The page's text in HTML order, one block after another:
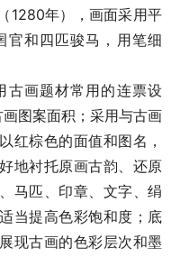
1280年），画面采用平
官和四匹骏马，用笔细
画题材常用的连票设
图案面积；采用与古画
红棕色的面值和图名，
地衬托原画古韵、还原
马匹、印章、文字、绢
当提高色彩饱和度；底
现古画的色彩层次和墨